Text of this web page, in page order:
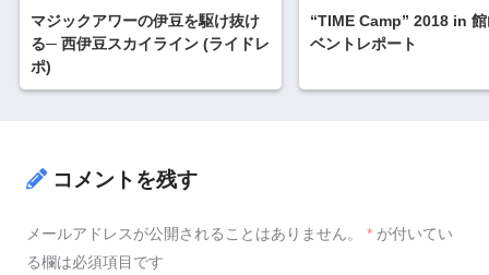
マジックアワーの伊豆を駆け抜け
る─ 西伊豆スカイライン (ライドレ
ポ)
“TIME Camp” 2018 in 館山 ─ イ
ベントレポート
コメントを残す
メールアドレスが公開されることはありません。 * が付いてい
る欄は必須項目です